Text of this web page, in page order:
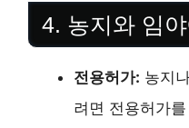
4. 농지와 임
전용허가: 농지
려면 전용허가